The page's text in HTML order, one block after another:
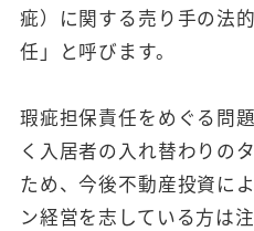
疵）に関する売り手の法
任」と呼びます。
瑕疵担保責任をめぐる問
く入居者の入れ替わりの
ため、今後不動産投資に
ン経営を志している方は